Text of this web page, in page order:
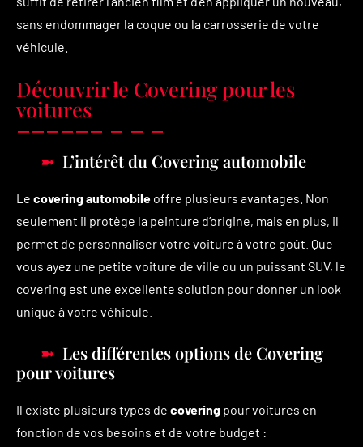
sans endommager la coque ou la carrosserie de votre
véhicule.
Découvrir le Covering pour les
voitures
L’intérêt du Covering automobile
Le covering automobile offre plusieurs avantages. Non
seulement il protège la peinture d’origine, mais en plus, il
permet de personnaliser votre voiture à votre goût. Que
vous ayez une petite voiture de ville ou un puissant SUV, le
covering est une excellente solution pour donner un look
unique à votre véhicule.
Les différentes options de Covering
pour voitures
Il existe plusieurs types de covering pour voitures en
fonction de vos besoins et de votre budget :